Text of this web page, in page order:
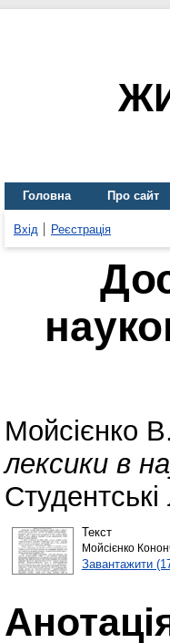
Головна Про сайт
Вхід Реєстрація
Мойсієнко
лексики в
Текст
Мойсієнко
Завантажити